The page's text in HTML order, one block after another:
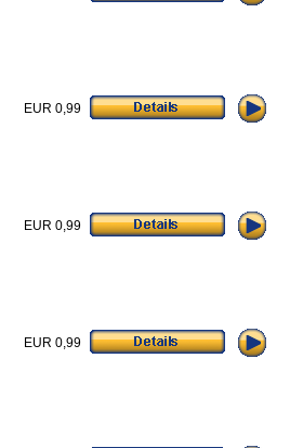
EUR 0,99
EUR 0,99
EUR 0,99